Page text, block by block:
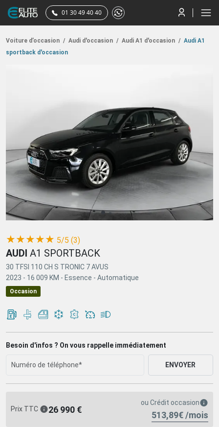
01 30 49 40 40
Voiture d’occasion / Audi d'occasion / Audi A1 d'occasion / Audi A1
sportback d'occasion
(*)
★
(*)★
(*) ★
(*) ★
(*) ★ 5/5 (3)
AUDI A1 SPORTBACK
30 TFSI 110 CH S TRONIC 7 AVUS
2023 - 16 009 KM - Essence - Automatique
Occasion
Besoin d'infos ? On vous rappelle immédiatement
ENVOYER
Prix TTC 26 990 €
ou Crédit occasion
513,89€ /mois